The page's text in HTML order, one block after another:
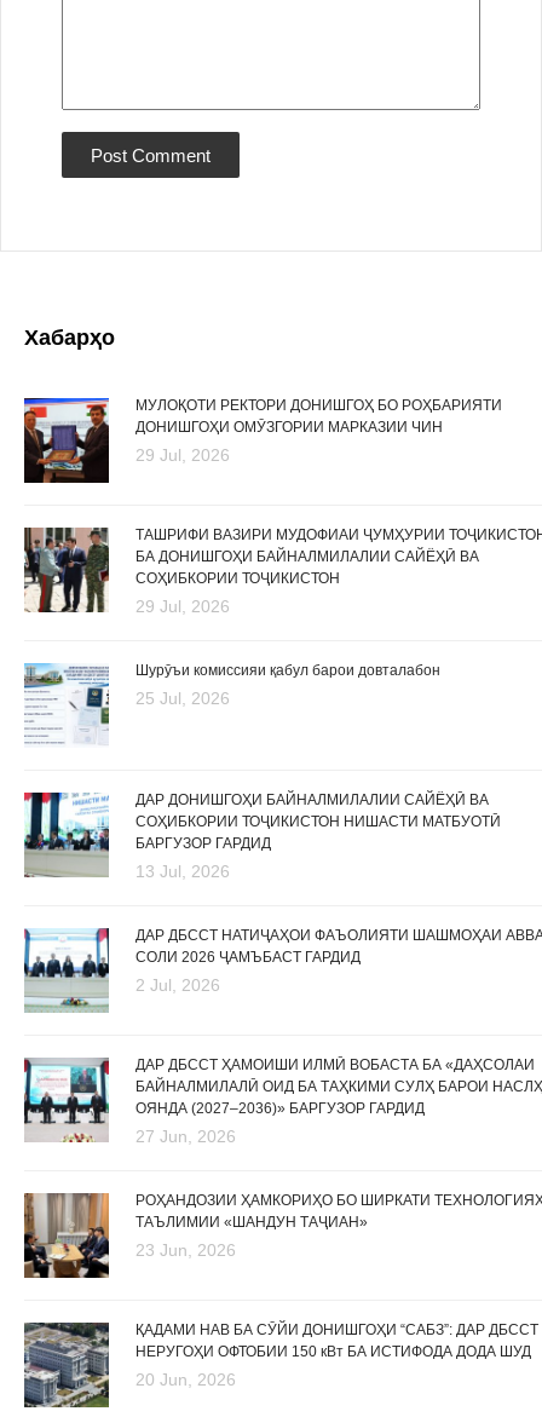
Хабарҳо
МУЛОҚОТИ РЕКТОРИ ДОНИШГОҲ БО РОҲБАРИЯТИ
ДОНИШГОҲИ ОМӮЗГОРИИ МАРКАЗИИ ЧИН
29 Jul, 2026
ТАШРИФИ ВАЗИРИ МУДОФИАИ ҶУМҲУРИИ
БА ДОНИШГОҲИ БАЙНАЛМИЛАЛИИ САЙЁҲӢ ВА
СОҲИБКОРИИ ТОҶИКИСТОН
29 Jul, 2026
Шурӯъи комиссияи қабул барои довталабон
25 Jul, 2026
ДАР ДОНИШГОҲИ БАЙНАЛМИЛАЛИИ САЙЁҲӢ ВА
СОҲИБКОРИИ ТОҶИКИСТОН НИШАСТИ МАТБУОТӢ
БАРГУЗОР ГАРДИД
13 Jul, 2026
ДАР ДБССТ НАТИҶАҲОИ ФАЪОЛИЯТИ ШАШМОҲАИ
СОЛИ 2026 ҶАМЪБАСТ ГАРДИД
2 Jul, 2026
ДАР ДБССТ ҲАМОИШИ ИЛМӢ ВОБАСТА БА «ДАҲСОЛАИ
БАЙНАЛМИЛАЛӢ ОИД БА ТАҲКИМИ СУЛҲ БАРОИ
ОЯНДА (2027–2036)» БАРГУЗОР ГАРДИД
27 Jun, 2026
РОҲАНДОЗИИ ҲАМКОРИҲО БО ШИРКАТИ
ТАЪЛИМИИ «ШАНДУН ТАҶИАН»
23 Jun, 2026
ҚАДАМИ НАВ БА СӮЙИ ДОНИШГОҲИ “САБЗ”: ДАР ДБССТ
НЕРУГОҲИ ОФТОБИИ 150 кВт БА ИСТИФОДА ДОДА ШУД
20 Jun, 2026